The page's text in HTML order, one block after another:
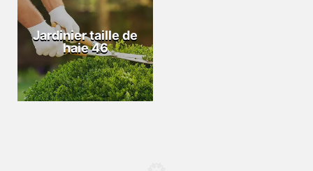
Jardinier taille de
haie 46